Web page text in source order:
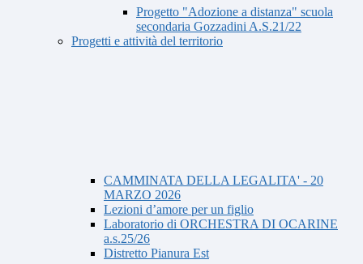
Progetto "Adozione a distanza" scuola
secondaria Gozzadini A.S.21/22
Progetti e attività del territorio
CAMMINATA DELLA LEGALITA' - 20
MARZO 2026
Lezioni d’amore per un figlio
Laboratorio di ORCHESTRA DI OCARINE
a.s.25/26
Distretto Pianura Est